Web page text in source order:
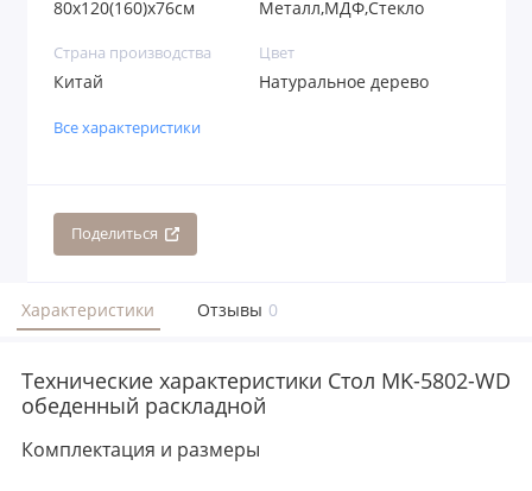
80x120(160)х76см Металл,МДФ,Стекло
Страна производства
Китай
Цвет
Натуральное дерево
Все характеристики
Поделиться
Характеристики Отзывы 0
Технические характеристики Стол MK-5802-WD
обеденный раскладной
Комплектация и размеры